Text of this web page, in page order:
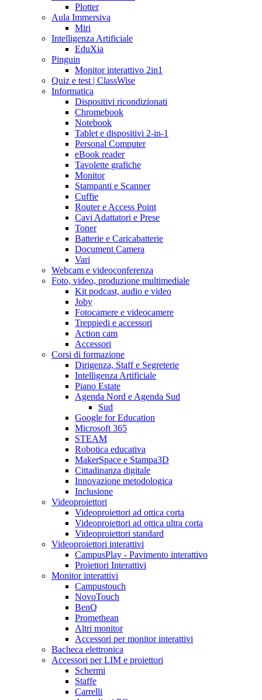
Plotter
Aula Immersiva
Miri
Intelligenza Artificiale
EduXia
Pinguin
Monitor interattivo 2in1
Quiz e test | ClassWise
Informatica
Dispositivi ricondizionati
Chromebook
Notebook
Tablet e dispositivi 2-in-1
Personal Computer
eBook reader
Tavolette grafiche
Monitor
Stampanti e Scanner
Cuffie
Router e Access Point
Cavi Adattatori e Prese
Toner
Batterie e Caricabatterie
Document Camera
Vari
Webcam e videoconferenza
Foto, video, produzione multimediale
Kit podcast, audio e video
Joby
Fotocamere e videocamere
Treppiedi e accessori
Action cam
Accessori
Corsi di formazione
Dirigenza, Staff e Segreterie
Intelligenza Artificiale
Piano Estate
Agenda Nord e Agenda Sud
Sud
Google for Education
Microsoft 365
STEAM
Robotica educativa
MakerSpace e Stampa3D
Cittadinanza digitale
Innovazione metodologica
Inclusione
Videoproiettori
Videoproiettori ad ottica corta
Videoproiettori ad ottica ultra corta
Videoproiettori standard
Videoproiettori interattivi
CampusPlay - Pavimento interattivo
Proiettori Interattivi
Monitor interattivi
Campustouch
NovoTouch
BenQ
Promethean
Altri monitor
Accessori per monitor interattivi
Bacheca elettronica
Accessori per LIM e proiettori
Schermi
Staffe
Carrelli